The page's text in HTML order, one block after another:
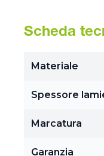
Scheda
Materiale
Spessore
Marcatura
Garanzia